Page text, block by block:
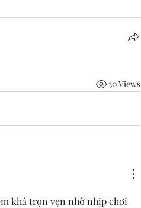
30 Views
khá trọn vẹn nhờ nhịp chơi